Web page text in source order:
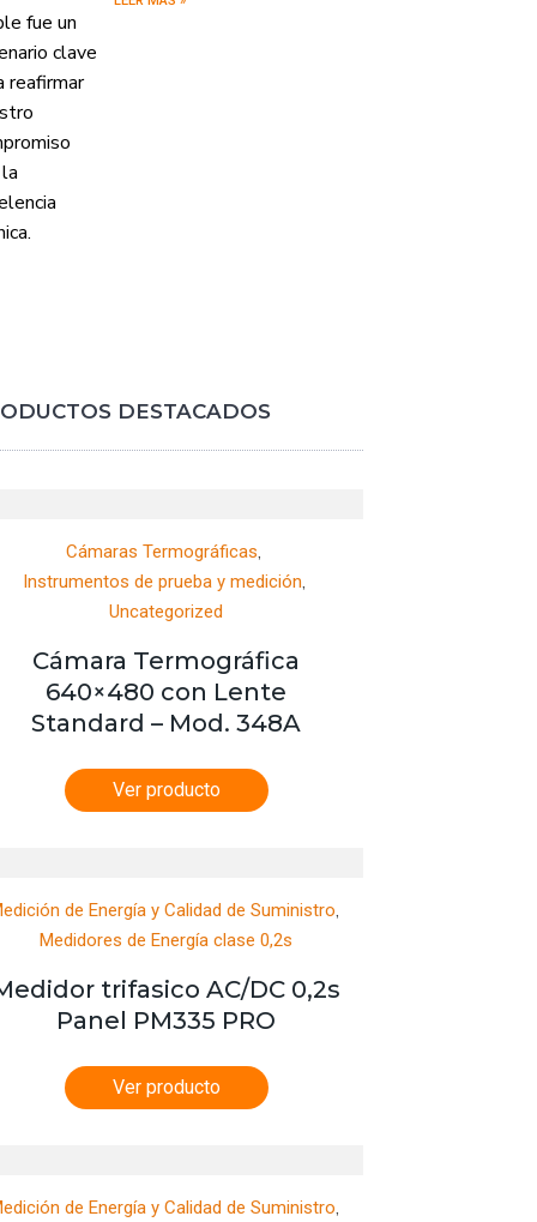
DESTACADOS
Cámaras Termográficas,
Instrumentos de prueba y medición,
Uncategorized
Cámara Termográfica
640×480 con Lente
Standard – Mod. 348A
Ver producto
de Energía y Calidad de Suministro,
Medidores de Energía clase 0,2s
trifasico AC/DC 0,2s
Panel PM335 PRO
Ver producto
de Energía y Calidad de Suministro,